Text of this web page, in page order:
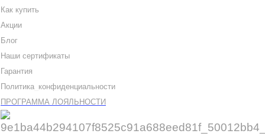
Как купить
Акции
Блог
Наши сертификаты
Гарантия
Политика конфиденциальности
ПРОГРАММА ЛОЯЛЬНОСТИ